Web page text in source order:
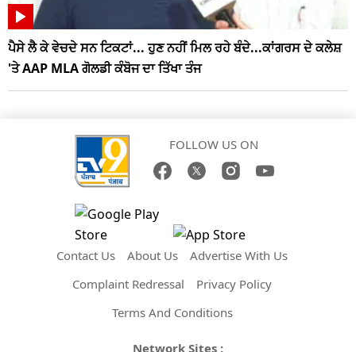
ਪੈਸੇ ਲੈ ਕੇ ਵੇਚਦੇ ਸਨ ਟਿਕਟਾਂ... ਹੁਣ ਨਹੀਂ ਮਿਲ ਰਹੇ ਬੰਦੇ...ਕਾਂਗਰਸ ਦੇ ਕਲੇਸ਼
'ਤੇ AAP MLA ਗੋਲਡੀ ਕੰਬੋਜ ਦਾ ਤਿੱਖਾ ਤੰਜ
FOLLOW US ON
Contact Us About Us
Advertise With Us
Complaint Redressal
Privacy Policy
Terms And Conditions
Network Sites :